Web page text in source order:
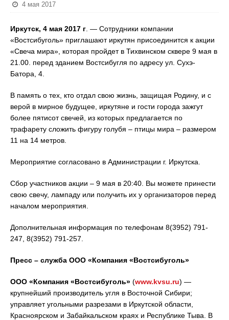
4 мая 2017
Иркутск, 4 мая 2017 г . — Сотрудники компании
«Востсибуголь» приглашают иркутян присоединится к акции
«Свеча мира», которая пройдет в Тихвинском сквере 9 мая в
21.00. перед зданием Востсибугля по адресу ул. Сухэ-
Батора, 4.
В память о тех, кто отдал свою жизнь, защищая Родину, и с
верой в мирное будущее, иркутяне и гости города зажгут
более пятисот свечей, из которых предлагается по
трафарету сложить фигуру голубя – птицы мира – размером
11 на 14 метров.
Мероприятие согласовано в Администрации г. Иркутска.
Сбор участников акции – 9 мая в 20:40. Вы можете принести
свою свечу, лампаду или получить их у организаторов перед
началом мероприятия.
Дополнительная информация по телефонам 8(3952) 791-
247, 8(3952) 791-257.
Пресс – служба ООО «Компания «Востсибуголь»
ООО «Компания «Востсибуголь» (www.kvsu.ru) —
крупнейший производитель угля в Восточной Сибири;
управляет угольными разрезами в Иркутской области,
Красноярском и Забайкальском краях и Республике Тыва. В